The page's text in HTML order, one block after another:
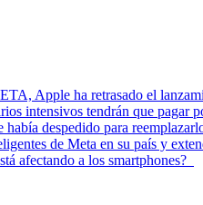
Apple ha retrasado el
intensivos tendrán que pagar
despedido para
de Meta en su país y
afectando a los smartphones?